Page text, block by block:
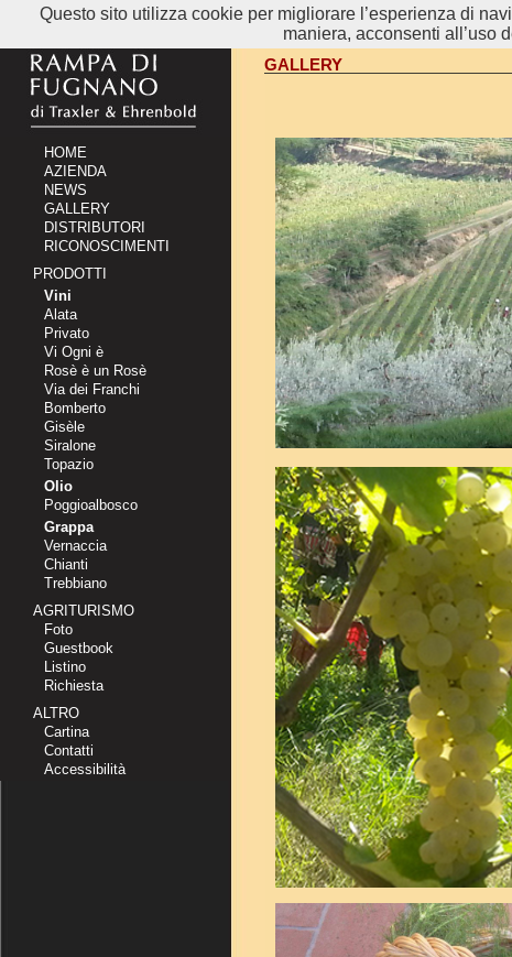
GALLERY
HOME
AZIENDA
NEWS
GALLERY
DISTRIBUTORI
RICONOSCIMENTI
PRODOTTI
Vini
Alata
Privato
Vi Ogni è
Rosè è un Rosè
Via dei Franchi
Bomberto
Gisèle
Siralone
Topazio
Olio
Poggioalbosco
Grappa
Vernaccia
Chianti
Trebbiano
AGRITURISMO
Foto
Guestbook
Listino
Richiesta
ALTRO
Cartina
Contatti
Accessibilità
Questo sito utilizza cookie per migliorare l’esperienza di
maniera, acconsenti all’uso